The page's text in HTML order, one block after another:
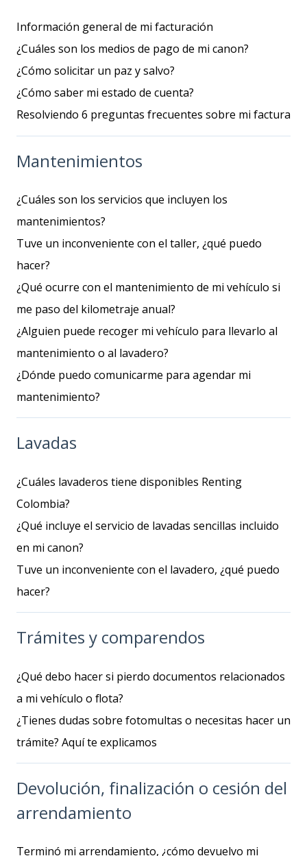
Información general de mi facturación
¿Cuáles son los medios de pago de mi canon?
¿Cómo solicitar un paz y salvo?
¿Cómo saber mi estado de cuenta?
Resolviendo 6 preguntas frecuentes sobre mi factura
Mantenimientos
¿Cuáles son los servicios que incluyen los
mantenimientos?
Tuve un inconveniente con el taller, ¿qué puedo
hacer?
¿Qué ocurre con el mantenimiento de mi vehículo si
me paso del kilometraje anual?
¿Alguien puede recoger mi vehículo para llevarlo al
mantenimiento o al lavadero?
¿Dónde puedo comunicarme para agendar mi
mantenimiento?
Lavadas
¿Cuáles lavaderos tiene disponibles Renting
Colombia?
¿Qué incluye el servicio de lavadas sencillas incluido
en mi canon?
Tuve un inconveniente con el lavadero, ¿qué puedo
hacer?
Trámites y comparendos
¿Qué debo hacer si pierdo documentos relacionados
a mi vehículo o flota?
¿Tienes dudas sobre fotomultas o necesitas hacer un
trámite? Aquí te explicamos ​
Devolución, finalización o cesión del
arrendamiento
Terminó mi arrendamiento, ¿cómo devuelvo mi